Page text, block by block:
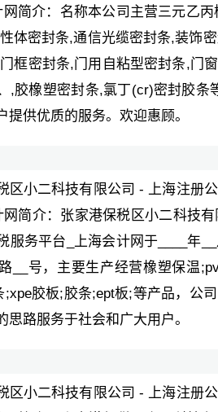
简介：名称本公司主营三元乙
体密封条,通信光缆密封条,装饰
框密封条,门用自粘型密封条,门
,胶橡塑密封条,氯丁(cr)密封胶条
提供优质的服务。欢迎惠顾。
区小二科技有限公司 - 上海注册
网简介：张家港保税区小二科技
服务平台_上海会计网于____年
__号，主要生产经营橡塑保温
胶板;胶条;ept板;等产品，公
思路服务于社会和广大用户。
区小二科技有限公司 - 上海注册